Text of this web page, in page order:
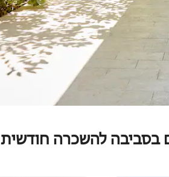
בסביבה להשכרה חודשית